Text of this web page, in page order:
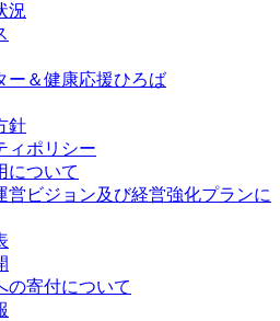
況
ー＆健康応援ひろば
針
ィポリシー
について
営ビジョン及び経営強化プランに
の寄付について